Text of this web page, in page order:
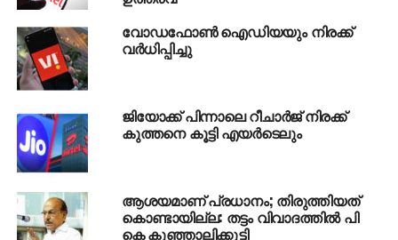
RELATED TOPICS: AIRTEL IDEA
UP NEXT
ശക്തമാവുന്നു
DON'T MISS
കാനഡയിലെ പള്ളി ആക്രമണം
പ്രസിഡന്റ്
വോഡഫോൺ ഐഡിയയും നിരക്ക്
വർധിപ്പിച്ചു
ജിയോക്ക് പിന്നാലെ റീചാർജ് നിരക്ക്
കുത്തനെ കൂട്ടി എയര്‍ടെലും
ആശയമാണ് പ്രധാനം; തിരുത്തിയത്
കൊണ്ടായില്ല: തട്ടം വിവാദത്തില്‍ പി
കെ കുഞ്ഞാലിക്കുട്ടി